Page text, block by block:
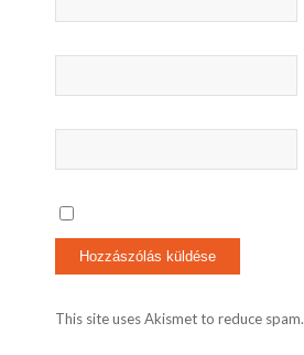
This site uses Akismet to reduce spam.